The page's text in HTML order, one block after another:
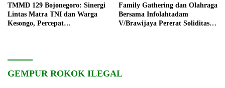
TMMD 129 Bojonegoro: Sinergi
Lintas Matra TNI dan Warga
Kesongo, Percepat
Family Gathering dan Olahraga
Bersama Infolahtadam
V/Brawijaya Pererat Soliditas
GEMPUR ROKOK ILEGAL